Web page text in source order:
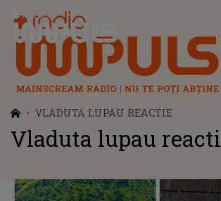
Radio Impuls
VLADUTA LUPAU REACTIE
Vladuta lupau